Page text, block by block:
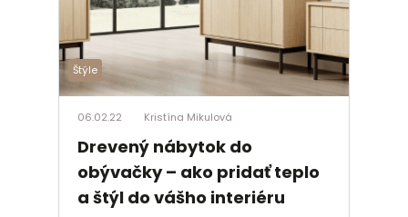
Štýle
06.02.22 Kristína Mikulová
Drevený nábytok do
obývačky – ako pridať teplo
a štýl do vášho interiéru